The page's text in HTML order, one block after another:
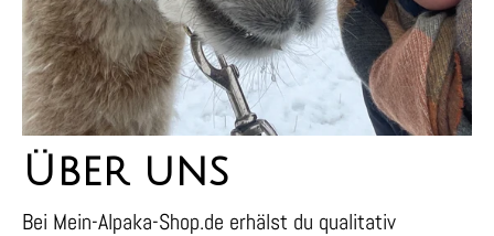
Über uns
Bei Mein-Alpaka-Shop.de erhälst du qualitativ